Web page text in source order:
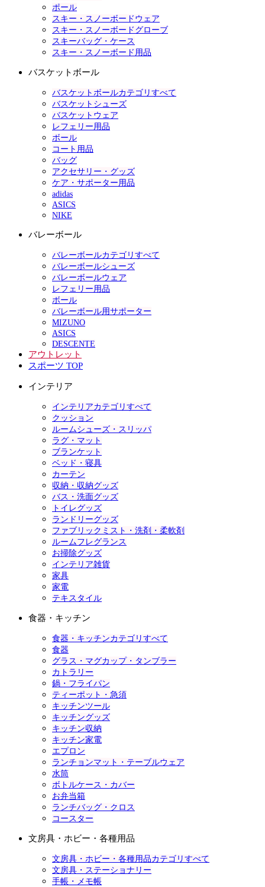
ポール
スキー・スノーボードウェア
スキー・スノーボードグローブ
スキーバッグ・ケース
スキー・スノーボード用品
バスケットボール
バスケットボールカテゴリすべて
バスケットシューズ
バスケットウェア
レフェリー用品
ボール
コート用品
バッグ
アクセサリー・グッズ
ケア・サポーター用品
adidas
ASICS
NIKE
バレーボール
バレーボールカテゴリすべて
バレーボールシューズ
バレーボールウェア
レフェリー用品
ボール
バレーボール用サポーター
MIZUNO
ASICS
DESCENTE
アウトレット
スポーツ TOP
インテリア
インテリアカテゴリすべて
クッション
ルームシューズ・スリッパ
ラグ・マット
ブランケット
ベッド・寝具
カーテン
収納・収納グッズ
バス・洗面グッズ
トイレグッズ
ランドリーグッズ
ファブリックミスト・洗剤・柔軟剤
ルームフレグランス
お掃除グッズ
インテリア雑貨
家具
家電
テキスタイル
食器・キッチン
食器・キッチンカテゴリすべて
食器
グラス・マグカップ・タンブラー
カトラリー
鍋・フライパン
ティーポット・急須
キッチンツール
キッチングッズ
キッチン収納
キッチン家電
エプロン
ランチョンマット・テーブルウェア
水筒
ボトルケース・カバー
お弁当箱
ランチバッグ・クロス
コースター
文房具・ホビー・各種用品
文房具・ホビー・各種用品カテゴリすべて
文房具・ステーショナリー
手帳・メモ帳